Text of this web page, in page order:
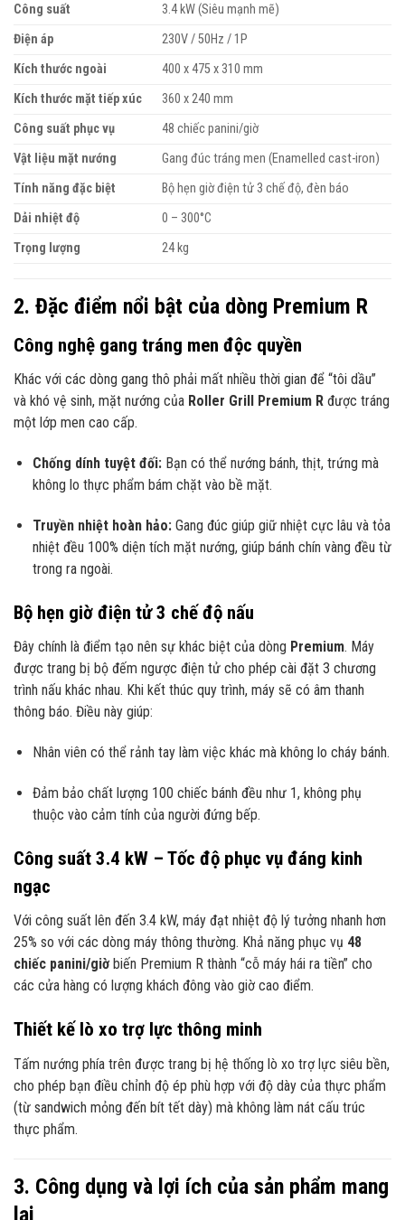
Công suất
3.4 kW (Siêu mạnh mẽ)
Điện áp
230V / 50Hz / 1P
Kích thước ngoài
400 x 475 x 310 mm
Kích thước mặt tiếp xúc
360 x 240 mm
Công suất phục vụ
48 chiếc panini/giờ
Vật liệu mặt nướng
Gang đúc tráng men (Enamelled cast-iron)
Tính năng đặc biệt
Bộ hẹn giờ điện tử 3 chế độ, đèn báo
Dải nhiệt độ
0 – 300°C
Trọng lượng
24 kg
2. Đặc điểm nổi bật của dòng Premium R
Công nghệ gang tráng men độc quyền
Khác với các dòng gang thô phải mất nhiều thời gian để “tôi dầu”
và khó vệ sinh, mặt nướng của Roller Grill Premium R được tráng
một lớp men cao cấp.
Chống dính tuyệt đối:Bạn có thể nướng bánh, thịt, trứng mà
không lo thực phẩm bám chặt vào bề mặt.
Truyền nhiệt hoàn hảo:Gang đúc giúp giữ nhiệt cực lâu và tỏa
nhiệt đều 100% diện tích mặt nướng, giúp bánh chín vàng đều từ
trong ra ngoài.
Bộ hẹn giờ điện tử 3 chế độ nấu
Đây chính là điểm tạo nên sự khác biệt của dòng Premium. Máy
được trang bị bộ đếm ngược điện tử cho phép cài đặt 3 chương
trình nấu khác nhau. Khi kết thúc quy trình, máy sẽ có âm thanh
thông báo. Điều này giúp:
Nhân viên có thể rảnh tay làm việc khác mà không lo cháy bánh.
Đảm bảo chất lượng 100 chiếc bánh đều như 1, không phụ
thuộc vào cảm tính của người đứng bếp.
Công suất 3.4 kW – Tốc độ phục vụ đáng kinh
ngạc
Với công suất lên đến 3.4 kW, máy đạt nhiệt độ lý tưởng nhanh hơn
25% so với các dòng máy thông thường. Khả năng phục vụ 48
chiếc panini/giờ biến Premium R thành “cỗ máy hái ra tiền” cho
các cửa hàng có lượng khách đông vào giờ cao điểm.
Thiết kế lò xo trợ lực thông minh
Tấm nướng phía trên được trang bị hệ thống lò xo trợ lực siêu bền,
cho phép bạn điều chỉnh độ ép phù hợp với độ dày của thực phẩm
(từ sandwich mỏng đến bít tết dày) mà không làm nát cấu trúc
thực phẩm.
3. Công dụng và lợi ích của sản phẩm mang
lại